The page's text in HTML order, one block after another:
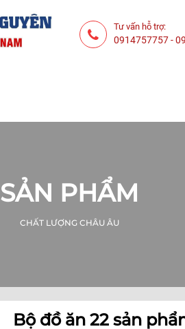
Tư vấn hỗ trợ:
0914757757-
SẢN PHẨM
CHẤT LƯỢNG CHÂU ÂU
Bộ đồ ăn 22 sản